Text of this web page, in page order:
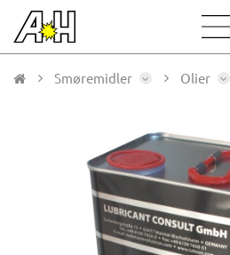
Smøremidler Olier